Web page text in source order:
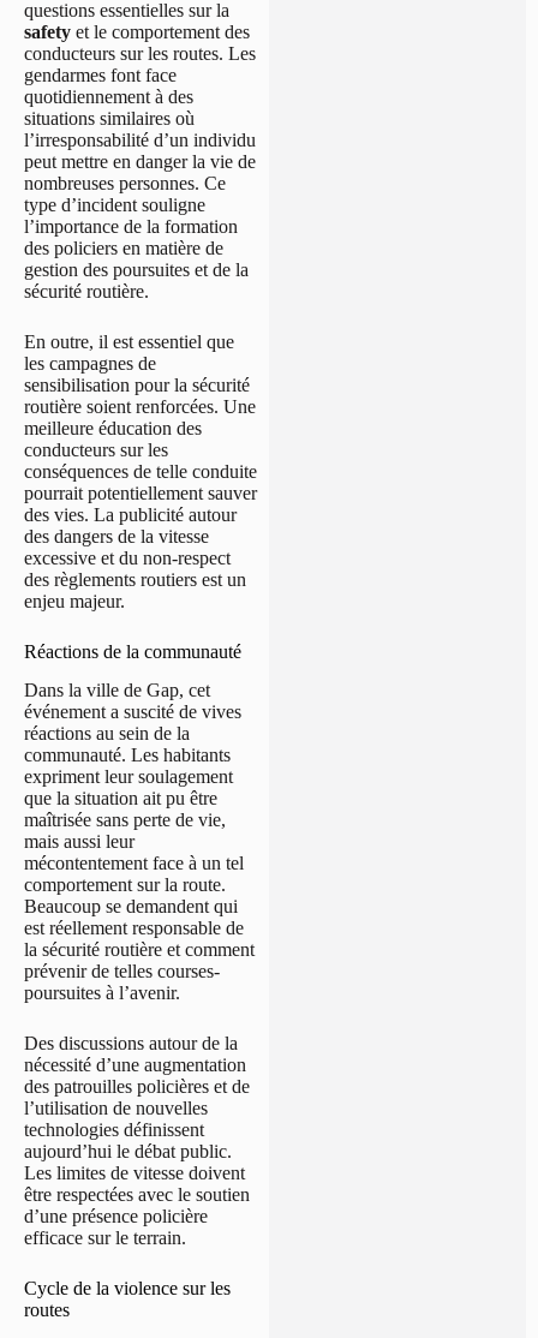
questions essentielles sur la
safety et le comportement des
conducteurs sur les routes. Les
gendarmes font face
quotidiennement à des
situations similaires où
l’irresponsabilité d’un individu
peut mettre en danger la vie de
nombreuses personnes. Ce
type d’incident souligne
l’importance de la formation
des policiers en matière de
gestion des poursuites et de la
sécurité routière.
En outre, il est essentiel que
les campagnes de
sensibilisation pour la sécurité
routière soient renforcées. Une
meilleure éducation des
conducteurs sur les
conséquences de telle conduite
pourrait potentiellement sauver
des vies. La publicité autour
des dangers de la vitesse
excessive et du non-respect
des règlements routiers est un
enjeu majeur.
Réactions de la communauté
Dans la ville de Gap, cet
événement a suscité de vives
réactions au sein de la
communauté. Les habitants
expriment leur soulagement
que la situation ait pu être
maîtrisée sans perte de vie,
mais aussi leur
mécontentement face à un tel
comportement sur la route.
Beaucoup se demandent qui
est réellement responsable de
la sécurité routière et comment
prévenir de telles courses-
poursuites à l’avenir.
Des discussions autour de la
nécessité d’une augmentation
des patrouilles policières et de
l’utilisation de nouvelles
technologies définissent
aujourd’hui le débat public.
Les limites de vitesse doivent
être respectées avec le soutien
d’une présence policière
efficace sur le terrain.
Cycle de la violence sur les
routes